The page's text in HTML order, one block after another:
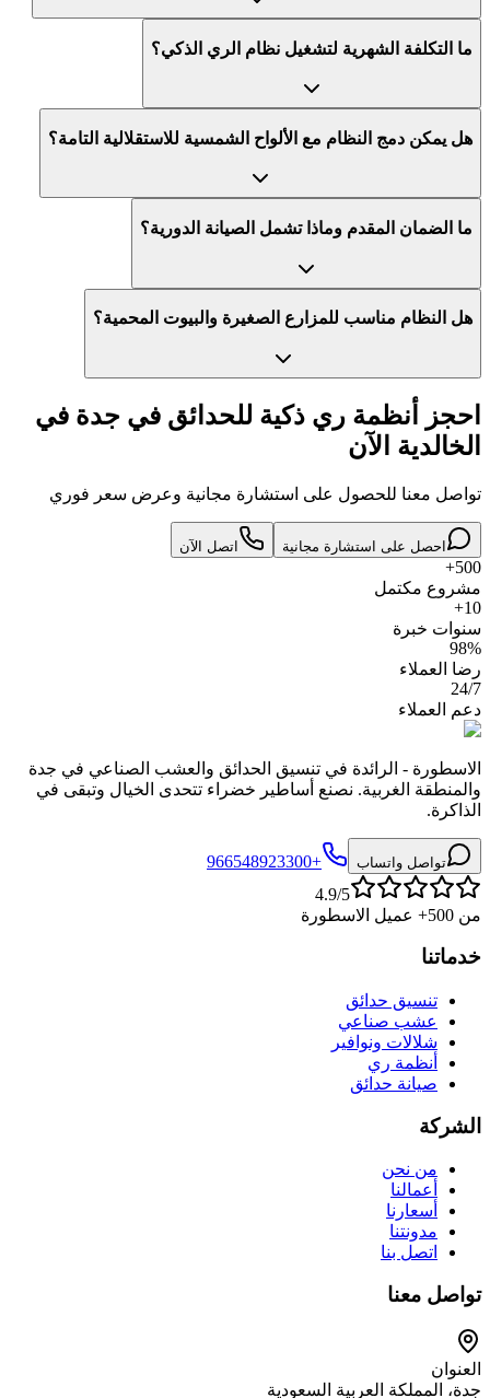
ما التكلفة الشهرية لتشغيل نظام الري الذكي؟
هل يمكن دمج النظام مع الألواح الشمسية للاستقلالية التامة؟
ما الضمان المقدم وماذا تشمل الصيانة الدورية؟
هل النظام مناسب للمزارع الصغيرة والبيوت المحمية؟
احجز أنظمة ري ذكية للحدائق في جدة في
الخالدية الآن
تواصل معنا للحصول على استشارة مجانية وعرض سعر فوري
احصل على استشارة مجانية اتصل الآن
500+
مشروع مكتمل
10+
سنوات خبرة
98%
رضا العملاء
24/7
دعم العملاء
الاسطورة - الرائدة في تنسيق الحدائق والعشب الصناعي في جدة
والمنطقة الغربية. نصنع أساطير خضراء تتحدى الخيال وتبقى في
الذاكرة.
تواصل واتساب
+966548923300
4.9/5
من 500+ عميل الاسطورة
خدماتنا
تنسيق حدائق
عشب صناعي
شلالات ونوافير
أنظمة ري
صيانة حدائق
الشركة
من نحن
أعمالنا
أسعارنا
مدونتنا
اتصل بنا
تواصل معنا
العنوان
جدة، المملكة العربية السعودية